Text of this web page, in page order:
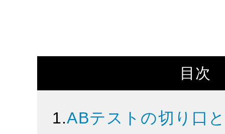
目次
1.ABテストの切り口